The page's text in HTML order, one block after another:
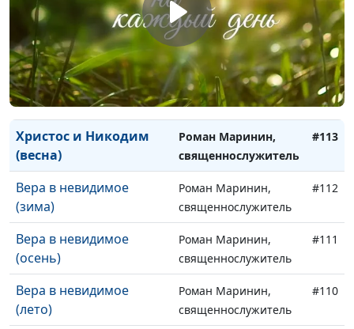
Христос и Никодим
(осень)
Роман Маринин,
священнослужитель
#115
Христос и Никодим
(лето)
Роман Маринин,
священнослужитель
#114
Христос и Никодим
(весна)
Роман Маринин,
священнослужитель
#113
Вера в невидимое
(зима)
Роман Маринин,
священнослужитель
#112
Вера в невидимое
(осень)
Роман Маринин,
священнослужитель
#111
Вера в невидимое
(лето)
Роман Маринин,
священнослужитель
#110